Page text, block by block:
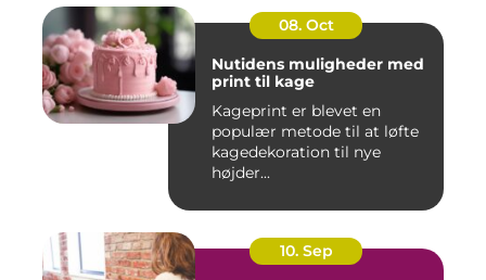
08. Oct
Nutidens muligheder med
print til kage
Kageprint er blevet en
populær metode til at løfte
kagedekoration til nye
højder...
10. Sep